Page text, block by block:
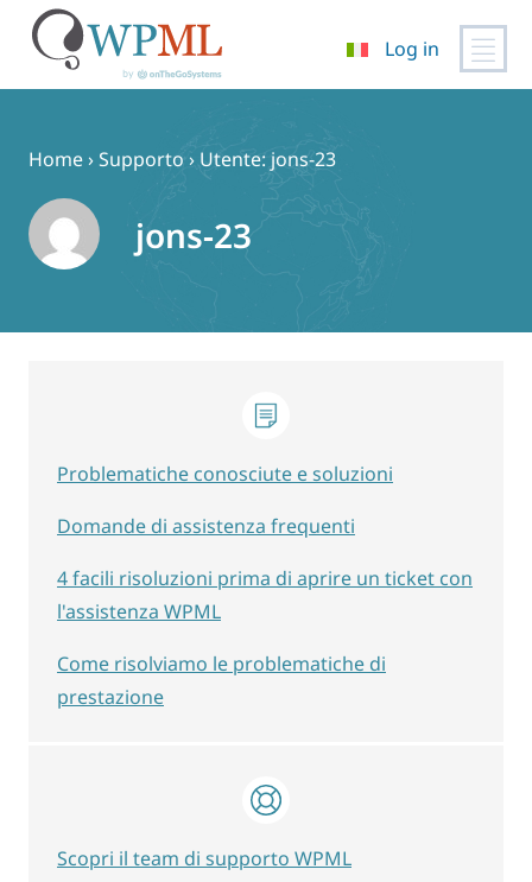
contenuto
Log in
Home›Supporto › Utente: jons-23
jons-23
Problematiche conosciute e soluzioni
Domande di assistenza frequenti
4 facili risoluzioni prima di aprire un ticket con
l'assistenza WPML
Come risolviamo le problematiche di
prestazione
Scopri il team di supporto WPML